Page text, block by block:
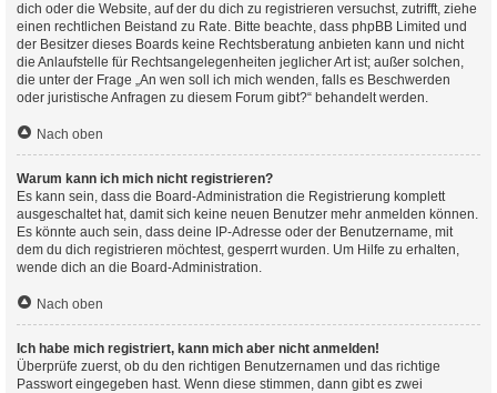
dich oder die Website, auf der du dich zu registrieren versuchst, zutrifft, ziehe
einen rechtlichen Beistand zu Rate. Bitte beachte, dass phpBB Limited und
der Besitzer dieses Boards keine Rechtsberatung anbieten kann und nicht
die Anlaufstelle für Rechtsangelegenheiten jeglicher Art ist; außer solchen,
die unter der Frage „An wen soll ich mich wenden, falls es Beschwerden
oder juristische Anfragen zu diesem Forum gibt?“ behandelt werden.
Nach oben
Warum kann ich mich nicht registrieren?
Es kann sein, dass die Board-Administration die Registrierung komplett
ausgeschaltet hat, damit sich keine neuen Benutzer mehr anmelden können.
Es könnte auch sein, dass deine IP-Adresse oder der Benutzername, mit
dem du dich registrieren möchtest, gesperrt wurden. Um Hilfe zu erhalten,
wende dich an die Board-Administration.
Nach oben
Ich habe mich registriert, kann mich aber nicht anmelden!
Überprüfe zuerst, ob du den richtigen Benutzernamen und das richtige
Passwort eingegeben hast. Wenn diese stimmen, dann gibt es zwei